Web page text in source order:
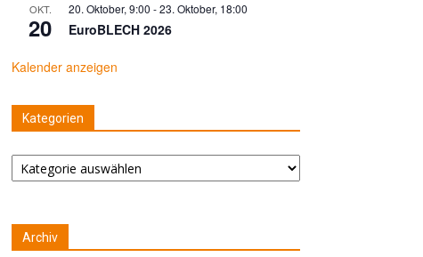
OKT.
20
20. Oktober, 9:00 -23. Oktober, 18:00
EuroBLECH 2026
Kalender anzeigen
Kategorien
Kategorien
Archiv